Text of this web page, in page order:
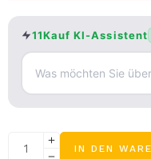
11Kauf KI-Assistent
IN DEN